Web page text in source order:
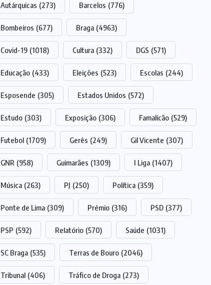
Autárquicas (273) Barcelos (776)
Bombeiros (677) Braga (4963)
Covid-19 (1018) Cultura (332) DGS (571)
Educação (433) Eleições (523) Escolas (244)
Esposende (305) Estados Unidos (572)
Estudo (303) Exposição (306) Famalicão (529)
Futebol (1709) Gerês (249) Gil Vicente (307)
GNR (958) Guimarães (1309) I Liga (1407)
Música (263) PJ (250) Política (359)
Ponte de Lima (309) Prémio (316) PSD (377)
PSP (592) Relatório (570) Saúde (1031)
SC Braga (535) Terras de Bouro (2046)
Tribunal (406) Tráfico de Droga (273)